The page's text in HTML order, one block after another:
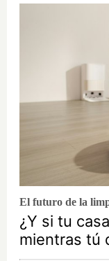
El futuro de la
¿Y si tu
mientras tú